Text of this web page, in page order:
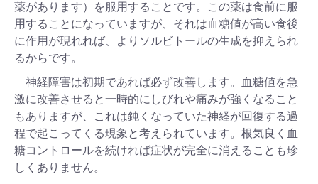
薬があります）を服用することです。この薬は食前に服
用することになっていますが、それは血糖値が高い食後
に作用が現れれば、よりソルビトールの生成を抑えられ
るからです。
神経障害は初期であれば必ず改善します。血糖値を急
激に改善させると一時的にしびれや痛みが強くなること
もありますが、これは鈍くなっていた神経が回復する過
程で起こってくる現象と考えられています。根気良く血
糖コントロールを続ければ症状が完全に消えることも珍
しくありません。